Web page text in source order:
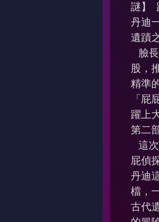
謎】
丹迪
遺蹟
臉
股，
精準
「屁
躍上
第二
這
屁偵
丹迪
檔，
古代